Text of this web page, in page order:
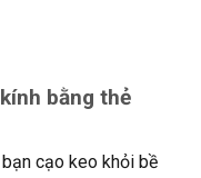
bằng thẻ
cạo keo khỏi bề